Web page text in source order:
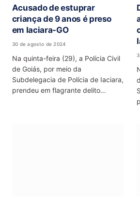
Acusado de estuprar
criança de 9 anos é preso
em Iaciara-GO
30 de agosto de 2024
Na quinta-feira (29), a Polícia Civil
de Goiás, por meio da
Subdelegacia de Polícia de Iaciara,
prendeu em flagrante delito…